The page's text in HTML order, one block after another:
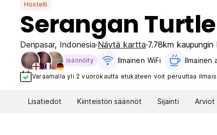
Hostelli
Serangan
Denpasar, Indonesia Näytä kartta 7.78km
isännöity Ilmainen WiFi Ilmainen
Varaamalla yli 2 vuorokautta etukäteen voit peruuttaa
Lisatiedot Kiinteistön säännöt Sijainti Arviot